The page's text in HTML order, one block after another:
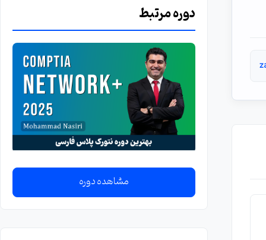
دوره مرتبط
مشاهده دوره